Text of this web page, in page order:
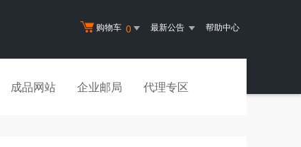
购物车 0 最新公告 帮助中心
成品网站 企业邮局 代理专区